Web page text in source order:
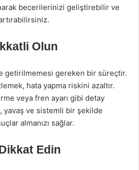
becerilerinizi geliştirebilir ve
Olun
getirilmemesi gereken bir süreçtir.
hata yapma riskini azaltır.
veya fren ayarı gibi detay
ve sistemli bir şekilde
almanızı sağlar.
Dikkat Edin